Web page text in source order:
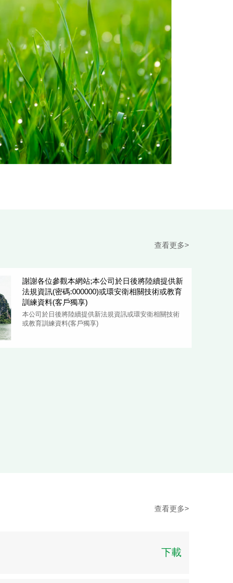
查看更多>
謝謝各位參觀本網站;本公司於日後將陸續提供新
法規資訊(密碼:000000)或環安衛相關技術或教育
訓練資料(客戶獨享)
本公司於日後將陸續提供新法規資訊或環安衛相關技術
或教育訓練資料(客戶獨享)
查看更多>
下載